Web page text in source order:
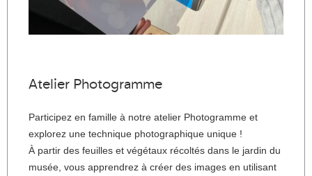
Atelier Photogramme
Participez en famille à notre atelier Photogramme et
explorez une technique photographique unique !
À partir des feuilles et végétaux récoltés dans le jardin du
musée, vous apprendrez à créer des images en utilisant